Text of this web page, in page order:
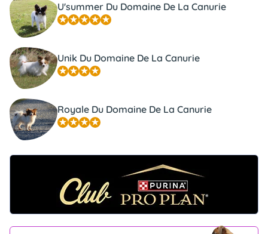
U'summer Du Domaine De La Canurie
Unik Du Domaine De La Canurie
Royale Du Domaine De La Canurie